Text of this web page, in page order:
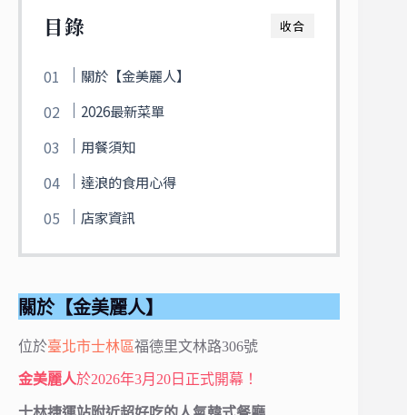
收合
目錄
關於【金美麗人】
2026最新菜單
用餐須知
達浪的食用心得
店家資訊
關於【金美麗人】
位於臺北市士林區福德里文林路306號
金美麗人於2026年3月20日正式開幕！